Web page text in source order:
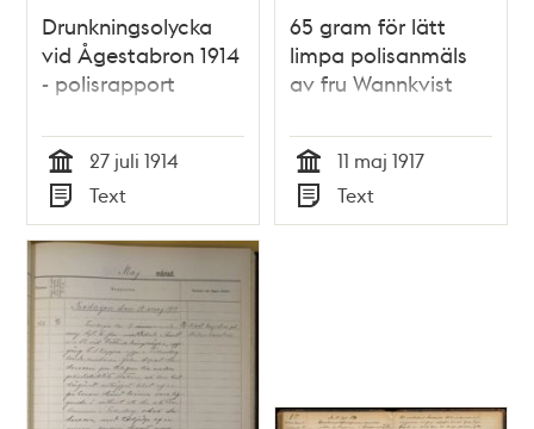
Drunkningsolycka
vid Ågestabron 1914
- polisrapport
Tid
27 juli 1914
Typ
Text
65 gram för lätt
limpa polisanmäls
av fru Wannkvist
Tid
11 maj 1917
Typ
Text